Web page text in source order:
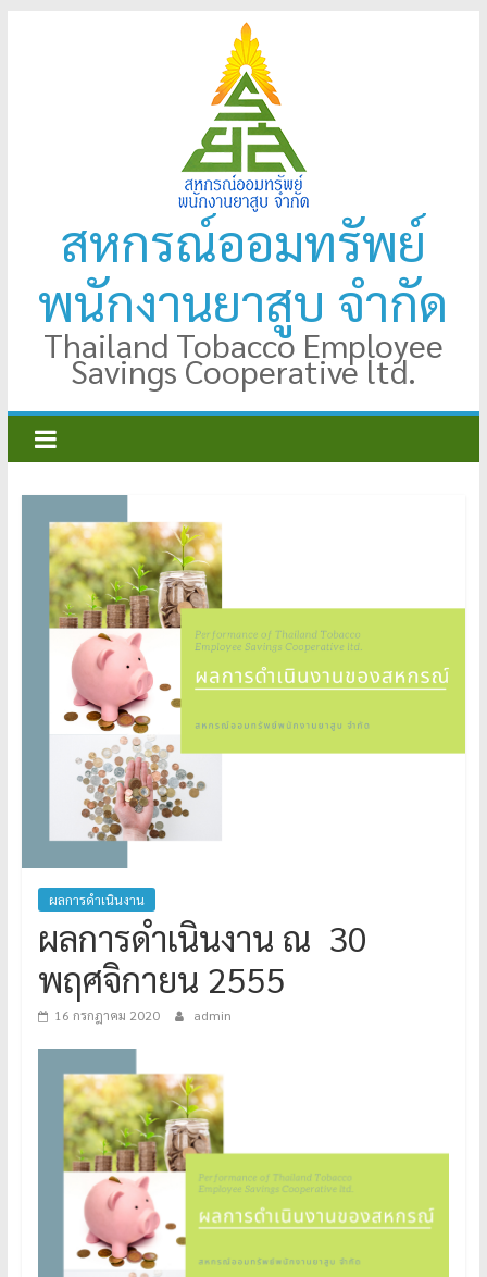
สหกรณ์ออมทรัพย์
พนักงานยาสูบ จำกัด
Thailand Tobacco Employee
Savings Cooperative ltd.
ผลการดำเนินงาน
ผลการดำเนินงาน ณ 30
พฤศจิกายน 2555
16 กรกฎาคม 2020 admin